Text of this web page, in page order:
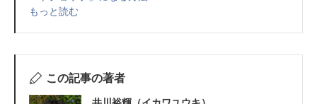
もっと読む
この記事の著者